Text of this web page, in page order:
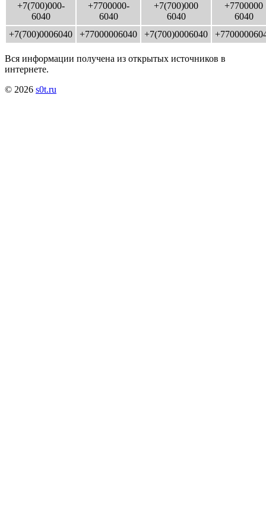
+7(700)000-
6040
+7700000-
6040
+7(700)000
6040
+7700000
6040
+7(700)0006040
+77000006040 +7(700)0006040
Вся информации получена из открытых источников в
интернете.
© 2026 s0t.ru